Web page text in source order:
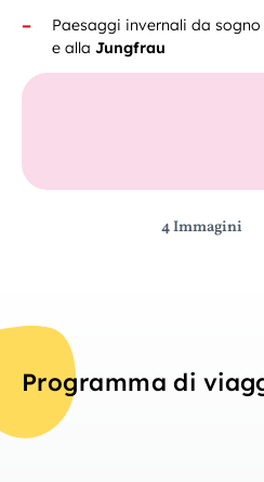
Paesaggi invernali da
e alla Jungfrau
4 Immagini
Programma di